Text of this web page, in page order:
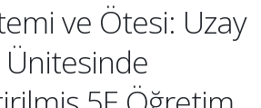
ve Ötesi: Uzay
Ünitesinde